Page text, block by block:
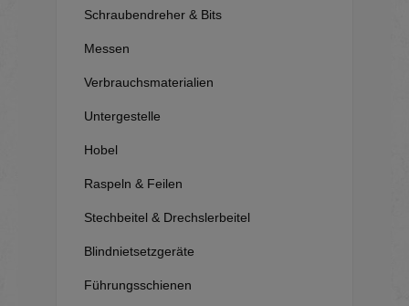
Schraubendreher & Bits
Messen
Verbrauchsmaterialien
Untergestelle
Hobel
Raspeln & Feilen
Stechbeitel & Drechslerbeitel
Blindnietsetzgeräte
Führungsschienen